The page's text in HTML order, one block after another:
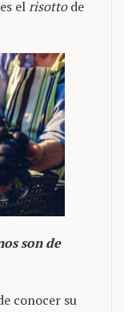
elrisottode
son de
conocer su